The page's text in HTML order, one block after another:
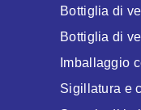
Bottiglia di
Bottiglia di
Imballaggio
Sigillatura e